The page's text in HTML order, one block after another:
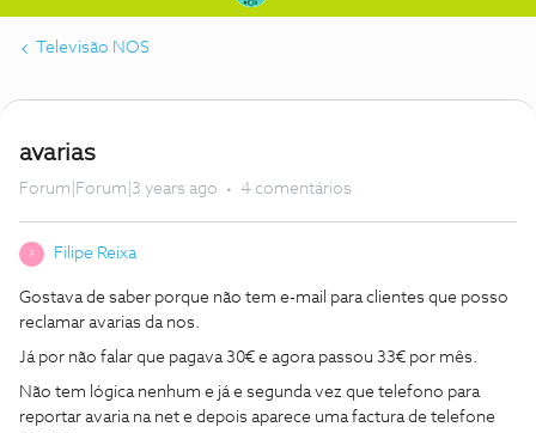
Televisão NOS
avarias
Forum|Forum|3 years ago 4 comentários
F Filipe Reixa
Gostava de saber porque não tem e-mail para clientes que posso
reclamar avarias da nos.
Já por não falar que pagava 30€ e agora passou 33€ por mês.
Não tem lógica nenhum e já e segunda vez que telefono para
reportar avaria na net e depois aparece uma factura de telefone